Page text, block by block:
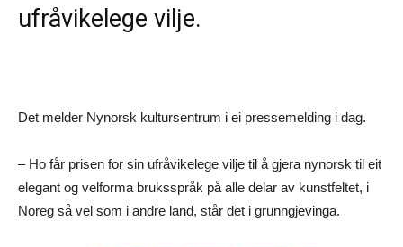
ufråvikelege vilje.
Det melder Nynorsk kultursentrum i ei pressemelding i dag.
– Ho får prisen for sin ufråvikelege vilje til å gjera nynorsk til eit
elegant og velforma bruksspråk på alle delar av kunstfeltet, i
Noreg så vel som i andre land, står det i grunngjevinga.